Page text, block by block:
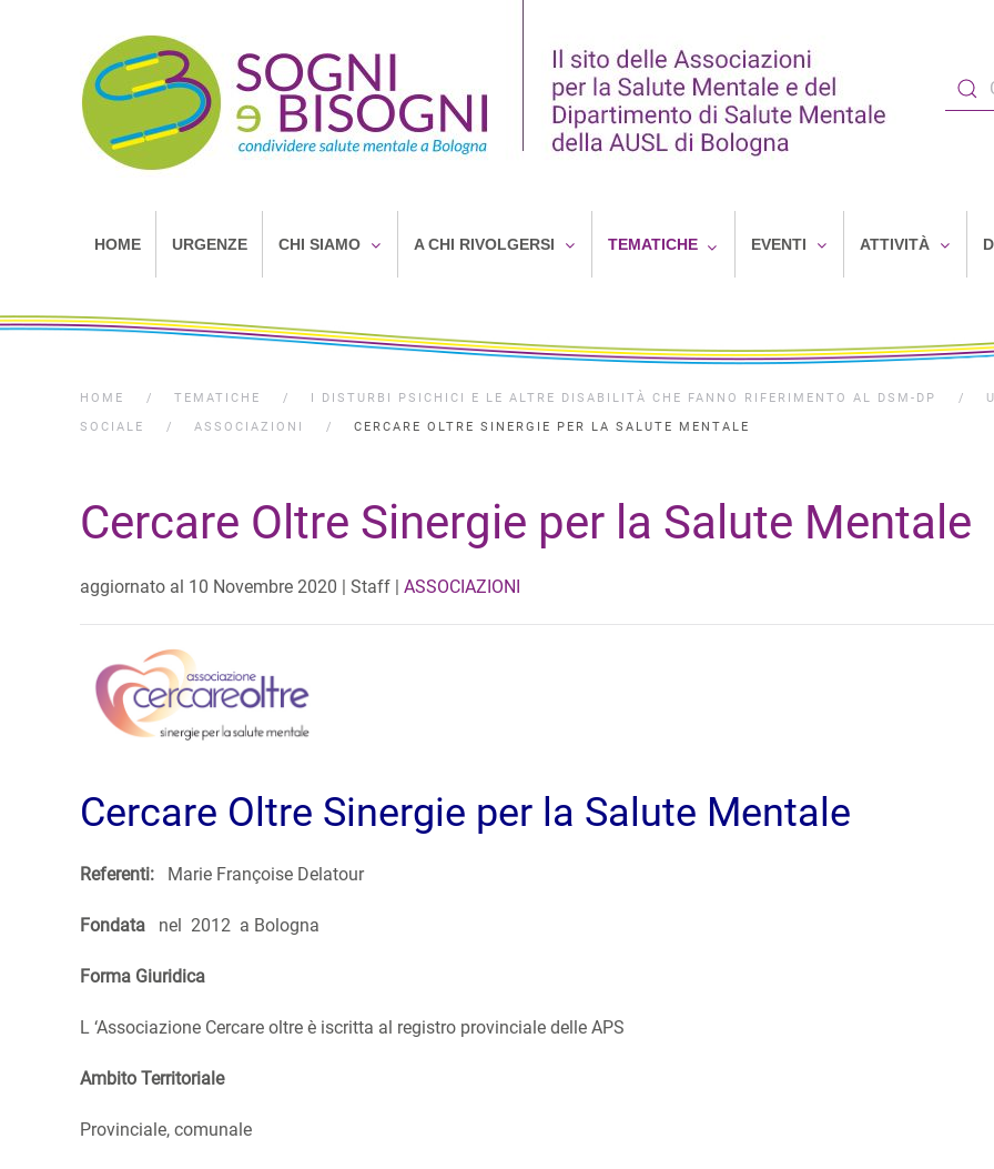
HOME URGENZE CHI SIAMO A CHI RIVOLGERSI TEMATICHE EVENTI ATTIVITÀ
HOME TEMATICHE I DISTURBI PSICHICI E LE ALTRE DISABILITÀ CHE FANNO RIFERIMENTO AL DSM-DP
SOCIALE
ASSOCIAZIONI CERCARE OLTRE SINERGIE PER LA SALUTE MENTALE
Cercare Oltre Sinergie per la Salute Mentale
aggiornato al 10 Novembre 2020 | Staff | ASSOCIAZIONI
Cercare Oltre Sinergie per la Salute Mentale
Referenti: Marie Françoise Delatour
Fondata nel 2012 a Bologna
Forma Giuridica
L ‘Associazione Cercare oltre è iscritta al registro provinciale delle APS
Ambito Territoriale
Provinciale, comunale